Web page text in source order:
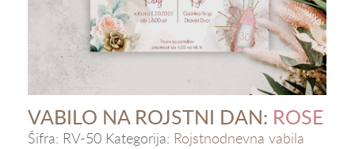
VABILO NA ROJSTNI DAN: ROSE
Šifra: RV-50 Kategorija: Rojstnodnevna vabila